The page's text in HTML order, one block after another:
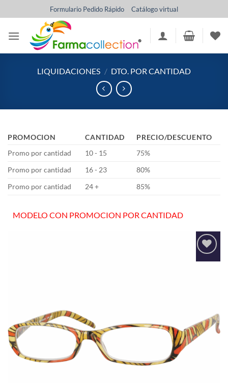
al
contenido
Formulario Pedido Rápido Catálogo virtual
LIQUIDACIONES / DTO. POR CANTIDAD
PROMOCION CANTIDAD
PRECIO/DESCUENTO
Promo por cantidad
10 - 15
75%
Promo por cantidad
16 - 23
80%
Promo por cantidad
24 + 85%
MODELO CON PROMOCION POR CANTIDAD
Añadir